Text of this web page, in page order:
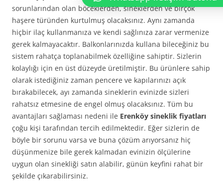
sorunlarından olan böceklerden, sineklerden ve birçok
haşere türünden kurtulmuş olacaksınız. Aynı zamanda
hiçbir ilaç kullanmanıza ve kendi sağlınıza zarar vermenize
gerek kalmayacaktır. Balkonlarınızda kullana bileceğiniz bu
sistem rahatça toplanabilmek özelliğine sahiptir. Sizlerin
kolaylığı için en üst düzeyde üretilmiştir. Bu ürünlere sahip
olarak istediğiniz zaman pencere ve kapılarınızı açık
bırakabilecek, ayı zamanda sineklerin evinizde sizleri
rahatsız etmesine de engel olmuş olacaksınız. Tüm bu
avantajları sağlaması nedeni ile Erenköy sineklik fiyatları
çoğu kişi tarafından tercih edilmektedir. Eğer sizlerin de
böyle bir sorunu varsa ve buna çözüm arıyorsanız hiç
düşünmenize bile gerek kalmadan evinizin ölçülerine
uygun olan sinekliği satın alabilir, günün keyfini rahat bir
şekilde çıkarabilirsiniz.